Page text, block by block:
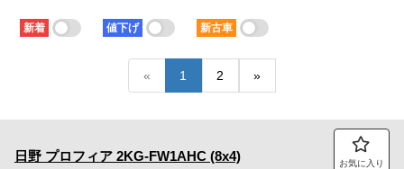
トラック市FC会員専用ページはこちら
ログイン
少ない順
多い順
短い順
新着 値下げ 新古車
« 1 2 »
日野 プロフィア 2KG-FW1AHC (8x4) お気に入り